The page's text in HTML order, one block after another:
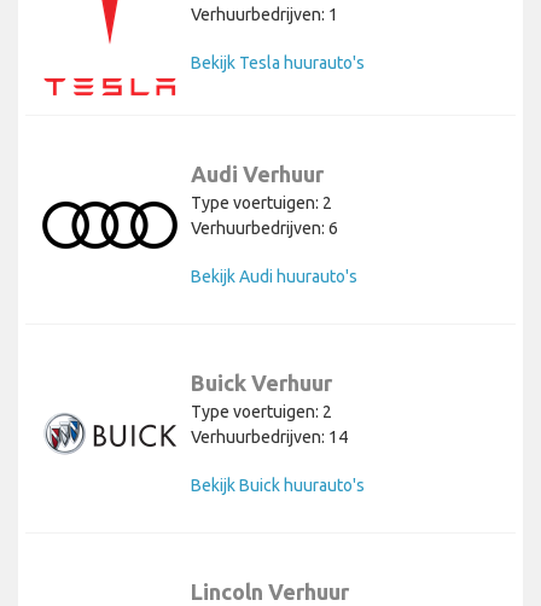
Verhuurbedrijven: 1
Bekijk Tesla huurauto's
Audi Verhuur
Type voertuigen: 2
Verhuurbedrijven: 6
Bekijk Audi huurauto's
Buick Verhuur
Type voertuigen: 2
Verhuurbedrijven: 14
Bekijk Buick huurauto's
Lincoln Verhuur